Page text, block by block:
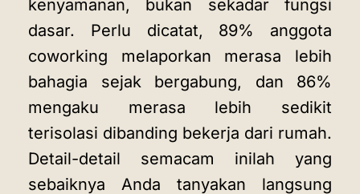
kenyamanan, bukan sekadar fungsi
dasar. Perlu dicatat, 89% anggota
coworking melaporkan merasa lebih
bahagia sejak bergabung, dan 86%
mengaku merasa lebih sedikit
terisolasi dibanding bekerja dari rumah.
Detail-detail semacam inilah yang
sebaiknya Anda tanyakan langsung